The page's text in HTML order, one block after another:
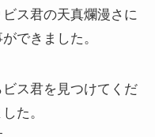
ス君の天真爛漫さに
できました。
ス君を見つけてくだ
た。